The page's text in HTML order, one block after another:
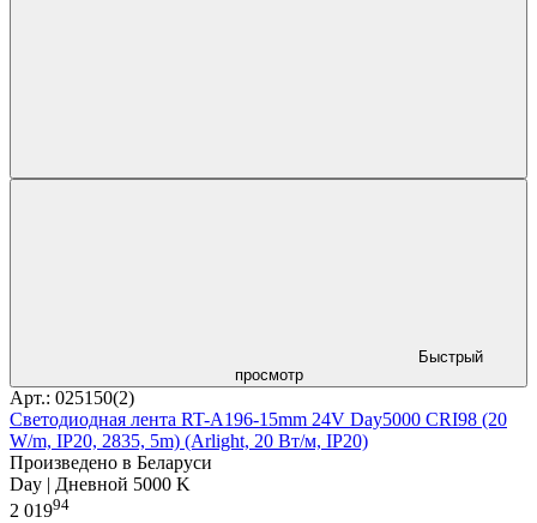
Быстрый
просмотр
Арт.: 025150(2)
Светодиодная лента RT-A196-15mm 24V Day5000 CRI98 (20
W/m, IP20, 2835, 5m) (Arlight, 20 Вт/м, IP20)
Произведено в Беларуси
Day | Дневной 5000 K
2 01994